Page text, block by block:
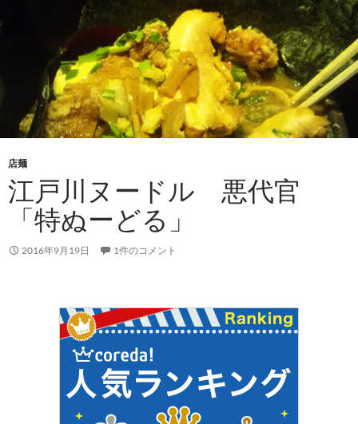
店麺
江戸川ヌードル 悪代官
「特ぬーどる」
2016年9月19日 1件のコメント